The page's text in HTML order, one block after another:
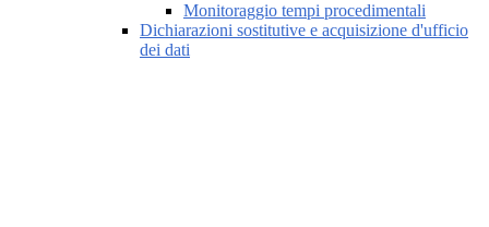
Monitoraggio tempi procedimentali
Dichiarazioni sostitutive e acquisizione d'ufficio
dei dati